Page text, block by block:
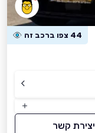
44 צפו ברכב זה
יצירת קשר